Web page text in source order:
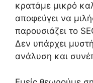
κρατάμε μικρό
αποφεύγει να
παρουσιάζει το
Δεν υπάρχει
ανάλυση και